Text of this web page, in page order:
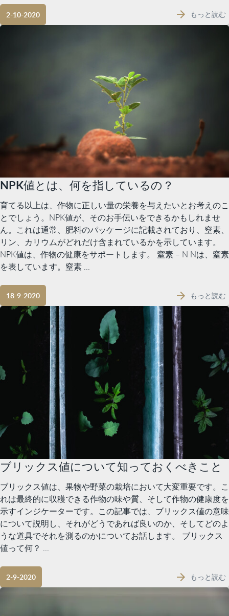
2-10-2020 もっと読む
NPK値とは、何を指しているの？
育てる以上は、作物に正しい量の栄養を与えたいとお考えのこ
とでしょう。NPK値が、そのお手伝いをできるかもしれませ
ん。これは通常、肥料のパッケージに記載されており、窒素、
リン、カリウムがどれだけ含まれているかを示しています。
NPK値は、作物の健康をサポートします。 窒素 – N Nは、窒素
を表しています。窒素 ...
18-9-2020 もっと読む
ブリックス値について知っておくべきこと
ブリックス値は、果物や野菜の栽培において大変重要です。こ
れは最終的に収穫できる作物の味や質、そして作物の健康度を
示すインジケーターです。この記事では、ブリックス値の意味
について説明し、それがどうであれば良いのか、そしてどのよ
うな道具でそれを測るのかについてお話します。 ブリックス
値って何？ ...
2-9-2020 もっと読む